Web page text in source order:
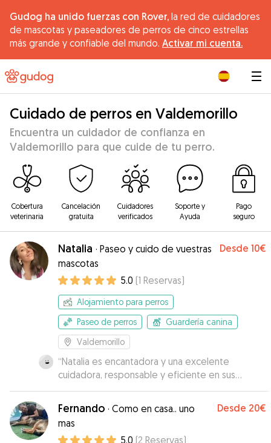
Gudog ha unido fuerzas con Rover, la red de cuidadores
de mascotas y paseadores de perros de cinco estrellas
más grande y confiable del mundo. Activar mi cuenta.
Cuidado de perros en Valdemorillo
Encuentra un cuidador de confianza en
Valdemorillo para que cuide de tu perro.
Cobertura
veterinaria
Cancelación
gratuita
Cuidadores
verificados
Soporte y
Ayuda
Pago
seguro
Natalia · Paseo y cuido de vuestras
mascotas
Desde 10€
5.0 (1 Reservas)
Alojamiento para perros
Paseo de perros
Guardería canina
Valdemorillo
“Natalia es encantadora y una excelente
cuidadora, responsable y eficiente en sus
compromisos y amante de los animales. Es muy
puntual . Es muy recomendable y se puede
confiar en ella. Ha sido una suerte conocerla y es
una persona muy confiable para que cuide de
Fernando · Como en casa.. uno
mas
Desde 20€
5.0 (2 Reservas)